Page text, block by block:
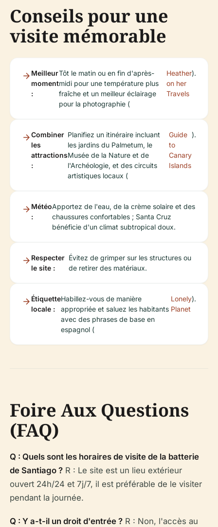
Conseils pour une
visite mémorable
Meilleur
moment
:
Tôt le matin ou en fin d'après-
midi pour une température plus
fraîche et un meilleur éclairage
pour la photographie (
Heather
on her
Travels
).
Combiner
les
attractions
:
Planifiez un itinéraire incluant
les jardins du Palmetum, le
Musée de la Nature et de
l'Archéologie, et des circuits
artistiques locaux (
Guide
to
Canary
Islands
).
Météo
:
Apportez de l'eau, de la crème solaire et des
chaussures confortables ; Santa Cruz
bénéficie d'un climat subtropical doux.
Respecter
le site :
Évitez de grimper sur les structures ou
de retirer des matériaux.
Étiquette
locale :
Habillez-vous de manière
appropriée et saluez les habitants
avec des phrases de base en
espagnol (
Lonely
Planet
).
Foire Aux Questions
(FAQ)
Q : Quels sont les horaires de visite de la batterie
de Santiago ? R : Le site est un lieu extérieur
ouvert 24h/24 et 7j/7, il est préférable de le visiter
pendant la journée.
Q : Y a-t-il un droit d'entrée ? R : Non, l'accès au